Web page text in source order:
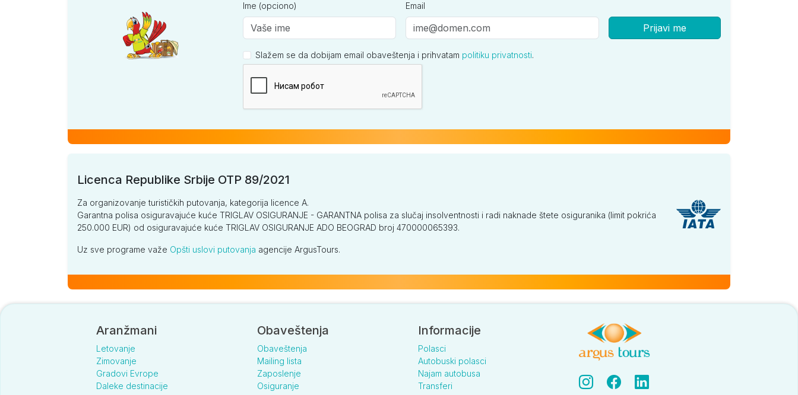
Ime (opciono) Email
Prijavi me
Slažem se da dobijam email obaveštenja i prihvatam politiku privatnosti.
Licenca Republike Srbije OTP 89/2021
Za organizovanje turističkih putovanja, kategorija licence A.
Garantna polisa osiguravajuće kuće TRIGLAV OSIGURANJE - GARANTNA polisa za slučaj insolventnosti i radi naknade štete osiguranika (limit pokrića
250.000 EUR) od osiguravajuće kuće TRIGLAV OSIGURANJE ADO BEOGRAD broj 470000065393.
Uz sve programe važe Opšti uslovi putovanja agencije ArgusTours.
Aranžmani
Letovanje
Zimovanje
Gradovi Evrope
Daleke destinacije
Obaveštenja
Obaveštenja
Mailing lista
Zaposlenje
Osiguranje
Informacije
Polasci
Autobuski polasci
Najam autobusa
Transferi